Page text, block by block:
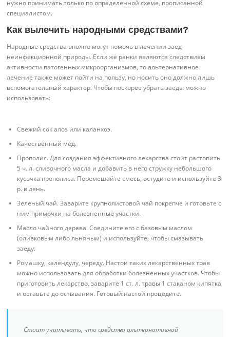
нужно принимать только по определенной схеме, прописанной
специалистом.
Как вылечить народными средствами?
Народные средства вполне могут помочь в лечении заед
неинфекционной природы. Если же ранки являются следствием
активности патогенных микроорганизмов, то альтернативное
лечение также может пойти на пользу, но носить оно должно лишь
вспомогательный характер. Чтобы поскорее убрать заеды можно
использовать:
Свежий сок алоэ или каланхоэ.
Качественный мед.
Прополис. Для создания эффективного лекарства стоит растопить
5 ч. л. сливочного масла и добавить в него стружку небольшого
кусочка прополиса. Перемешайте смесь, остудите и используйте 3
р. в день.
Зеленый чай. Заварите крупнолистовой чай покрепче и готовьте с
ним примочки на болезненные участки.
Масло чайного дерева. Соедините его с базовым маслом
(оливковым либо льняным) и используйте, чтобы смазывать
заеду.
Ромашку, календулу, череду. Настои таких лекарственных трав
можно использовать для обработки болезненных участков. Чтобы
приготовить лекарство, заварите 1 ст. л. травы 1 стаканом кипятка
и оставьте до остывания. Готовый настой процедите.
Стоит учитывать, что средства альтернативной